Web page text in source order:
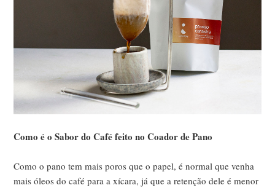
Como é o Sabor do Café feito no Coador de Pano
Como o pano tem mais poros que o papel, é normal que venha
mais óleos do café para a xícara, já que a retenção dele é menor